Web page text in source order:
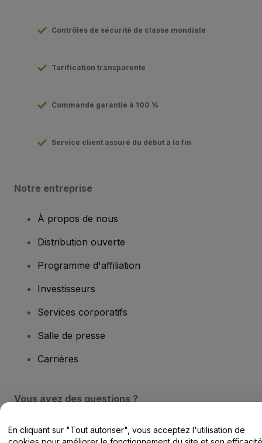
Contrôles de sécurité de classe mondiale
Tarification transparente
Commande garantie à 100 %
Service client assuré du début à la fin
Notre entreprise
À propos de nous
Distribution ouverte
Programme d'affiliation
Investisseurs
Services corporatifs
Salle de presse
Carrières
Vous avez des questions ?
Centre d'assistance / Nous contacter
En cliquant sur "Tout autoriser", vous acceptez l'utilisation de